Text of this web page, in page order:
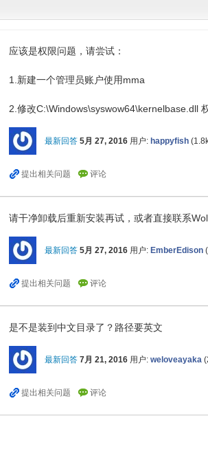
应该是权限问题，请尝试：
1.新建一个管理员账户使用mma
2.修改C:\Windows\syswow64\kernelbase.dll
最新回答 5月 27, 2016 用户: happyfish (
请干净卸载后重新安装再试，或者直接联系
最新回答 5月 27, 2016 用户: EmberEdison (
是不是装到中文目录了？路径要英文
最新回答 7月 21, 2016 用户: weloveayaka (